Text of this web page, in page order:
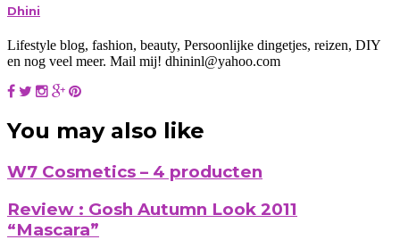
Dhini
Lifestyle blog, fashion, beauty, Persoonlijke dingetjes, reizen, DIY
en nog veel meer. Mail mij! dhininl@yahoo.com
You may also like
W7 Cosmetics – 4 producten
Review : Gosh Autumn Look 2011
“Mascara”